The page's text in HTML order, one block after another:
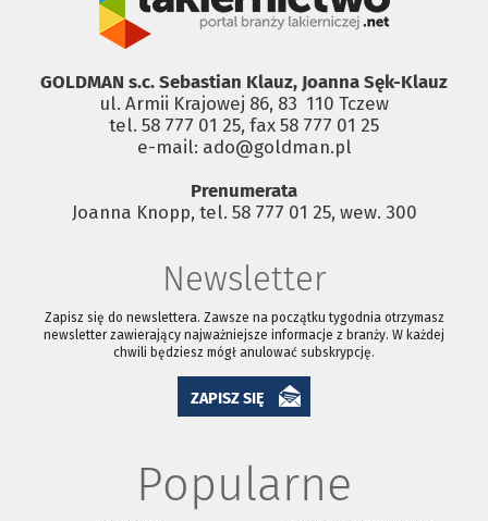
GOLDMAN s.c. Sebastian Klauz, Joanna Sęk-Klauz
ul. Armii Krajowej 86, 83 ­ 110 Tczew
tel. 58 777 01 25, fax 58 777 01 25
e-mail: ado@goldman.pl
Prenumerata
Joanna Knopp, tel. 58 777 01 25, wew. 300
Newsletter
Zapisz się do newslettera. Zawsze na początku tygodnia otrzymasz
newsletter zawierający najważniejsze informacje z branży. W każdej
chwili będziesz mógł anulować subskrypcję.
ZAPISZ SIĘ
Popularne